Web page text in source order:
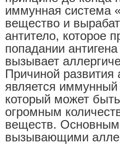
иммунная система
вещество и
антитело, которое
попадании
вызывает
Причиной развития
является иммунный
который может
огромным
веществ.
вызывающими